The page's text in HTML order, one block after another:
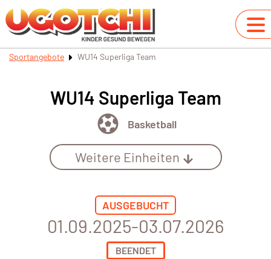
Sportangebote WU14 Superliga Team
WU14 Superliga Team
Basketball
Weitere Einheiten
AUSGEBUCHT
01.09.2025-03.07.2026
BEENDET